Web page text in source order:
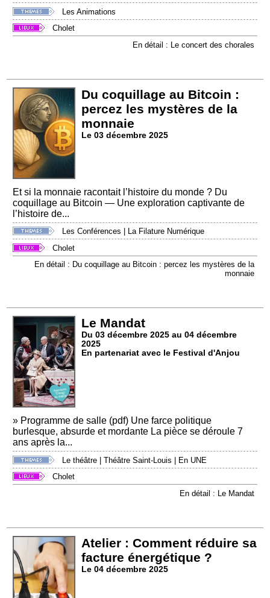
Les Animations
Cholet
En détail : Le concert des chorales
Du coquillage au Bitcoin :
percez les mystères de la
monnaie
Le 03 décembre 2025
Et si la monnaie racontait l’histoire du monde ? Du
coquillage au Bitcoin — Une exploration captivante de
l’histoire de...
Les Conférences
La Filature Numérique
Cholet
En détail : Du coquillage au Bitcoin : percez les mystères de la
monnaie
Le Mandat
Du 03 décembre 2025 au 04 décembre
2025
En partenariat avec le Festival d'Anjou
» Programme de salle (pdf) Une farce politique
burlesque, absurde et mordante La pièce se déroule 7
ans après la...
Le théâtre |Théâtre Saint-Louis
En UNE
Cholet
En détail : Le Mandat
Atelier : Comment réduire sa
facture énergétique ?
Le 04 décembre 2025